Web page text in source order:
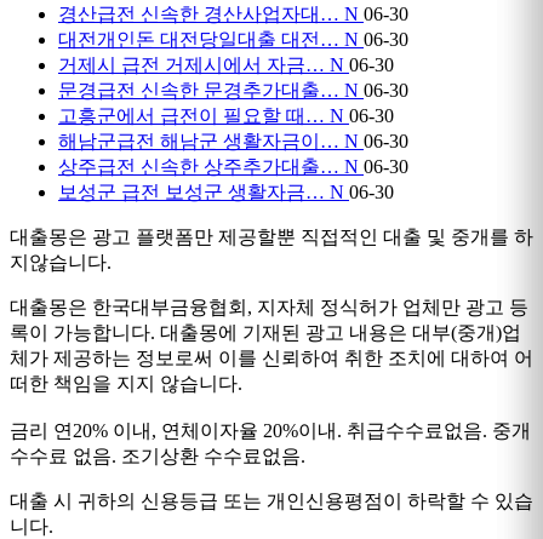
경산급전 신속한 경산사업자대… N 06-30
대전개인돈 대전당일대출 대전… N 06-30
거제시 급전 거제시에서 자금… N 06-30
문경급전 신속한 문경추가대출… N 06-30
고흥군에서 급전이 필요할 때… N 06-30
해남군급전 해남군 생활자금이… N 06-30
상주급전 신속한 상주추가대출… N 06-30
보성군 급전 보성군 생활자금… N 06-30
대출몽은 광고 플랫폼만 제공할뿐 직접적인 대출 및 중개를 하
지않습니다.
대출몽은 한국대부금융협회, 지자체 정식허가 업체만 광고 등
록이 가능합니다. 대출몽에 기재된 광고 내용은 대부(중개)업
체가 제공하는 정보로써 이를 신뢰하여 취한 조치에 대하여 어
떠한 책임을 지지 않습니다.
금리 연20% 이내, 연체이자율 20%이내. 취급수수료없음. 중개
수수료 없음. 조기상환 수수료없음.
대출 시 귀하의 신용등급 또는 개인신용평점이 하락할 수 있습
니다.